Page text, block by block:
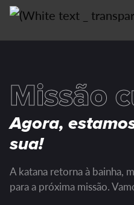
Missão
Agora,
sua!
A katana retorna à bainha,
para a próxima missão.